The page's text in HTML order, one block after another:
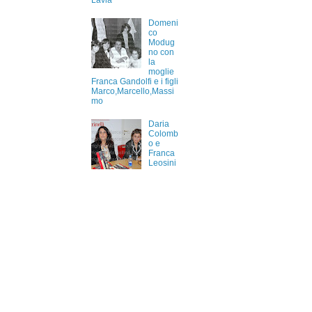
Domeni
co
Modug
no con
la
moglie
Franca Gandolfi e i figli
Marco,Marcello,Massi
mo
Daria
Colomb
o e
Franca
Leosini